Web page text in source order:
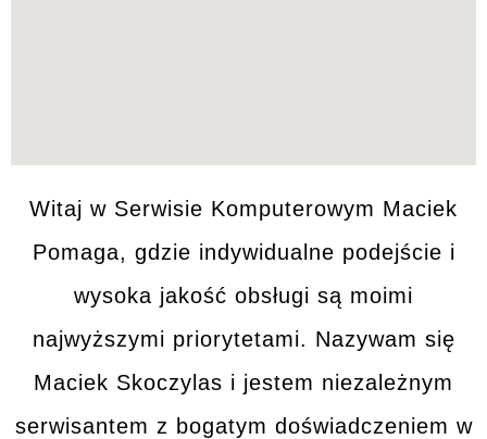
Witaj w Serwisie Komputerowym Maciek
Pomaga, gdzie indywidualne podejście i
wysoka jakość obsługi są moimi
najwyższymi priorytetami. Nazywam się
Maciek Skoczylas i jestem niezależnym
serwisantem z bogatym doświadczeniem w